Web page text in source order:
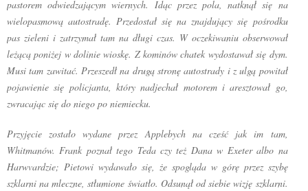
pastorem odwiedzającym wiernych. Idąc przez pola, natknął się na
wielopasmową autostradę. Przedostał się na znajdujący się pośrodku
pas zieleni i zatrzymał tam na długi czas. W oczekiwaniu obserwował
leżącą poniżej w dolinie wioskę. Z kominów chatek wydostawał się dym.
Musi tam zawitać. Przeszedł na drugą stronę autostrady i z ulgą powitał
pojawienie się policjanta, który nadjechał motorem i aresztował go,
zwracając się do niego po niemiecku.
Przyjęcie zostało wydane przez Applebych na cześć jak im tam,
Whitmanów. Frank poznał tego Teda czy też Dana w Exeter albo na
Harwvardzie; Pietowi wydawało się, że spogląda w górę przez szybę
szklarni na mleczne, stłumione światło. Odsunął od siebie wizję szklarni.